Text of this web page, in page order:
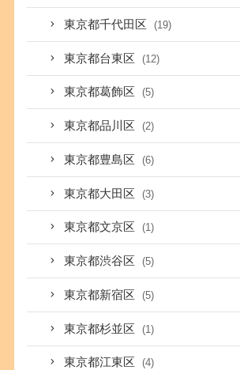
東京都千代田区 (19)
東京都台東区 (12)
東京都葛飾区 (5)
東京都品川区 (2)
東京都豊島区 (6)
東京都大田区 (3)
東京都文京区 (1)
東京都渋谷区 (5)
東京都新宿区 (5)
東京都杉並区 (1)
東京都江東区 (4)